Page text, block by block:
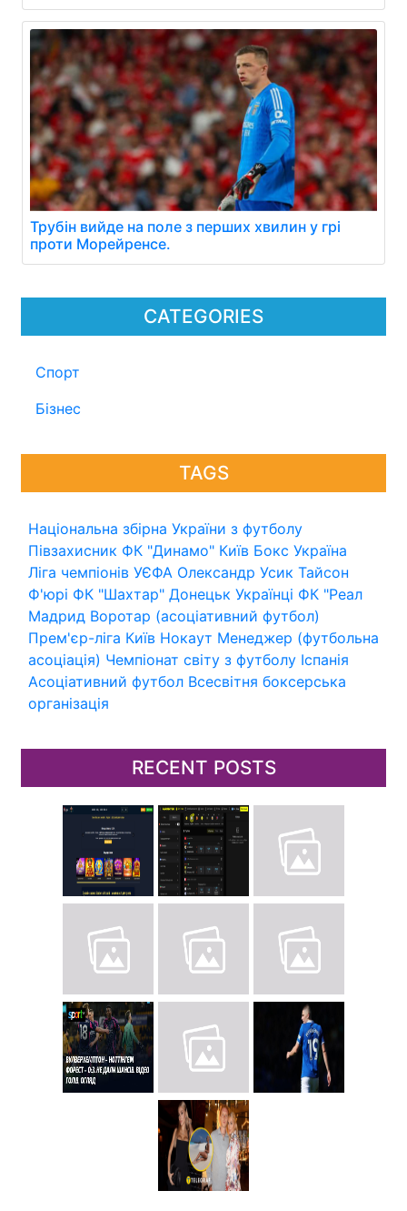
CATEGORIES
Спорт
Бізнес
TAGS
Національна збірна України з футболу
Півзахисник ФК "Динамо" Київ Бокс Україна
Ліга чемпіонів УЄФА Олександр Усик Тайсон
Ф'юрі ФК "Шахтар" Донецьк Українці ФК "Реал
Мадрид Воротар (асоціативний футбол)
Прем'єр-ліга Київ Нокаут Менеджер (футбольна
асоціація) Чемпіонат світу з футболу Іспанія
Асоціативний футбол Всесвітня боксерська
організація
RECENT POSTS
Трубін вийде на поле з перших хвилин у грі
проти Морейренсе.